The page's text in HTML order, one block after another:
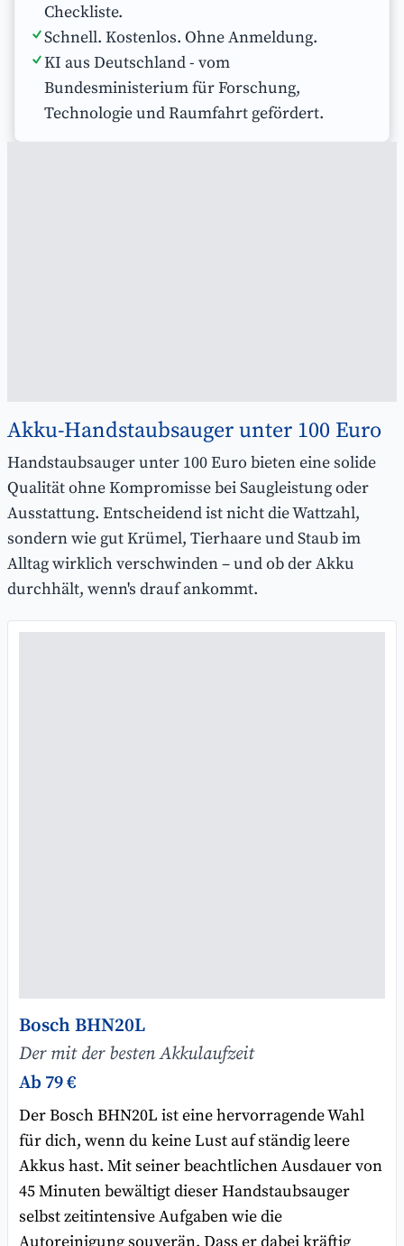
Checkliste.
Schnell. Kostenlos. Ohne Anmeldung.
KI aus Deutschland - vom
Bundesministerium für Forschung,
Technologie und Raumfahrt gefördert.
Akku-Handstaubsauger unter 100 Euro
Handstaubsauger unter 100 Euro bieten eine solide
Qualität ohne Kompromisse bei Saugleistung oder
Ausstattung. Entscheidend ist nicht die Wattzahl,
sondern wie gut Krümel, Tierhaare und Staub im
Alltag wirklich verschwinden – und ob der Akku
durchhält, wenn's drauf ankommt.
Bosch BHN20L
Der mit der besten Akkulaufzeit
Ab 79 €
Der Bosch BHN20L ist eine hervorragende Wahl
für dich, wenn du keine Lust auf ständig leere
Akkus hast. Mit seiner beachtlichen Ausdauer von
45 Minuten bewältigt dieser Handstaubsauger
selbst zeitintensive Aufgaben wie die
Autoreinigung souverän. Dass er dabei kräftig